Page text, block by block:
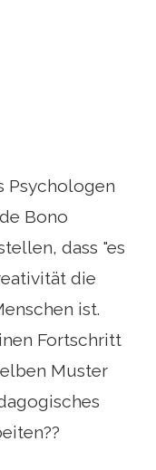
Psychologen
Bono
dass "es
die
ist.
Fortschritt
Muster